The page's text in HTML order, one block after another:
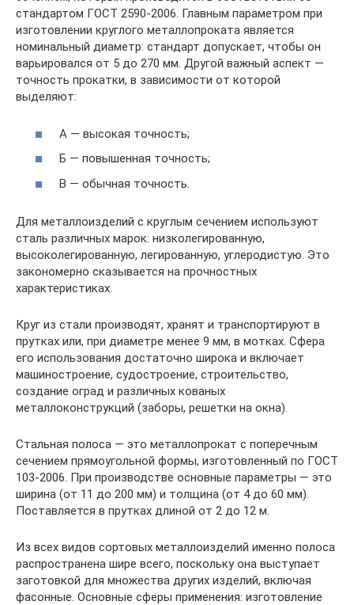
стандартом ГОСТ 2590-2006. Главным параметром при
изготовлении круглого металлопроката является
номинальный диаметр: стандарт допускает, чтобы он
варьировался от 5 до 270 мм. Другой важный аспект —
точность прокатки, в зависимости от которой
выделяют:
А — высокая точность;
Б — повышенная точность;
В — обычная точность.
Для металлоизделий с круглым сечением используют
сталь различных марок: низколегированную,
высоколегированную, легированную, углеродистую. Это
закономерно сказывается на прочностных
характеристиках.
Круг из стали производят, хранят и транспортируют в
прутках или, при диаметре менее 9 мм, в мотках. Сфера
его использования достаточно широка и включает
машиностроение, судостроение, строительство,
создание оград и различных кованых
металлоконструкций (заборы, решетки на окна).
Стальная полоса — это металлопрокат с поперечным
сечением прямоугольной формы, изготовленный по ГОСТ
103-2006. При производстве основные параметры — это
ширина (от 11 до 200 мм) и толщина (от 4 до 60 мм).
Поставляется в прутках длиной от 2 до 12 м.
Из всех видов сортовых металлоизделий именно полоса
распространена шире всего, поскольку она выступает
заготовкой для множества других изделий, включая
фасонные. Основные сферы применения: изготовление